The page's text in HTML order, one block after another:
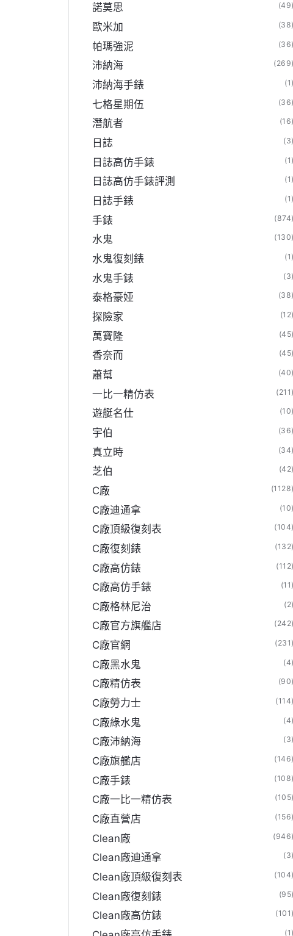
諾莫思
歐米加
帕瑪強泥
沛納海
沛納海手錶
七格星期伍
潛航者
日誌
日誌高仿手錶
日誌高仿手錶評測
日誌手錶
手錶
水鬼
水鬼復刻錶
水鬼手錶
泰格豪娅
探險家
萬寶隆
香奈而
蕭幫
一比一精仿表
遊艇名仕
宇伯
真立時
芝伯
C廠
C廠迪通拿
C廠頂級復刻表
C廠復刻錶
C廠高仿錶
C廠高仿手錶
C廠格林尼治
C廠官方旗艦店
C廠官網
C廠黑水鬼
C廠精仿表
C廠勞力士
C廠綠水鬼
C廠沛納海
C廠旗艦店
C廠手錶
C廠一比一精仿表
C廠直營店
Clean廠
Clean廠迪通拿
Clean廠頂級復刻表
Clean廠復刻錶
Clean廠高仿錶